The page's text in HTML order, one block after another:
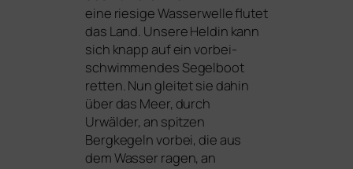
eine rie­si­ge Wasserwelle flu­tet
das Land. Unsere Heldin kann
sich knapp auf ein vor­bei­
schwim­men­des Segelboot
ret­ten. Nun glei­tet sie dahin
über das Meer, durch
Urwälder, an spit­zen
Bergkegeln vor­bei, die aus
dem Wasser ragen, an